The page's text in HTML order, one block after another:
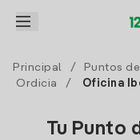
Principal / Puntos
Ordicia
/ Oficina
Tu Punto